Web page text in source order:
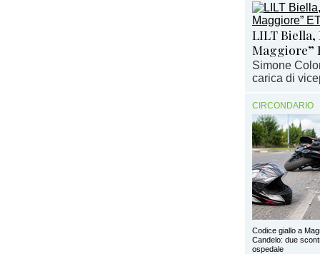
LILT Biella,
Maggiore”
Simone
carica di
CIRCONDARIO
Codice giallo a
Candelo: due
ospedale